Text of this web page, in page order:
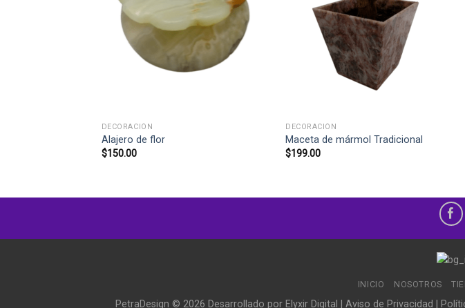
DECORACIÓN
Alajero de flor
$150.00
DECORACIÓN
Maceta de mármol Tradicional
$199.00
INICIO NOSOTROS
PetraDesign © 2026 Desarrollado por Elyxir Digital Aviso de Privacidad